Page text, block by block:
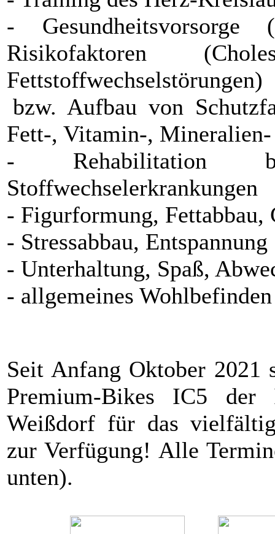
-
Risikofaktoren
Fettstoffwechselstörungen)
bzw. Aufbau von
Fett-, Vitamin-,
- Rehabilitation
Stoffwechselerkrankungen
- Figurformung, Fettabbau,
- Stressabbau, Entspannung
- Unterhaltung, Spaß,
- allgemeines Wohlbefinden
Seit Anfang Oktober 2021
Premium-Bikes IC5
Weißdorf für das
zur Verfügung! Alle
unten).